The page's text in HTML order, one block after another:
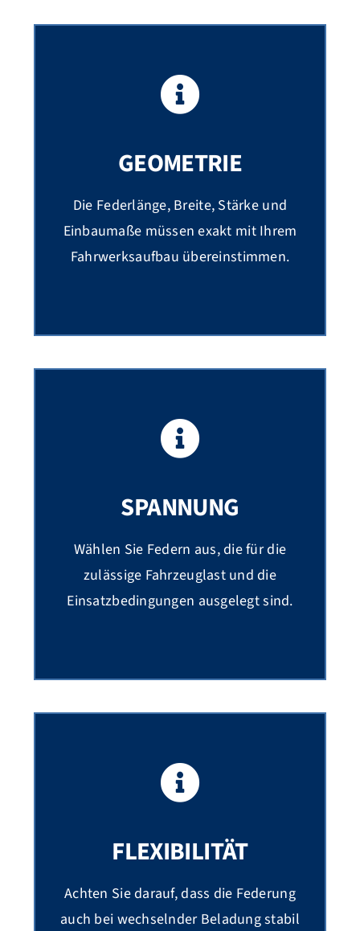
GEOMETRIE
Die Federlänge, Breite, Stärke und
Einbaumaße müssen exakt mit Ihrem
Fahrwerksaufbau übereinstimmen.
SPANNUNG
Wählen Sie Federn aus, die für die
zulässige Fahrzeuglast und die
Einsatzbedingungen ausgelegt sind.
FLEXIBILITÄT
Achten Sie darauf, dass die Federung
auch bei wechselnder Beladung stabil